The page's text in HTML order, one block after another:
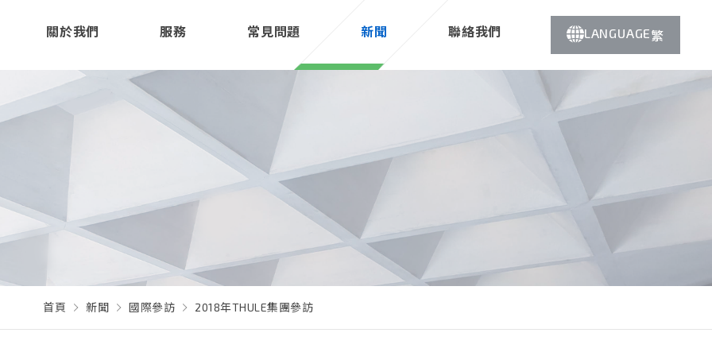
關於我們 服務 常見問題 新聞 聯絡我們 LANGUAGE繁
首頁 新聞 國際參訪 2018年THULE集團參訪